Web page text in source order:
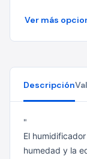
Ver más
Descripción
"
El
humedad y la